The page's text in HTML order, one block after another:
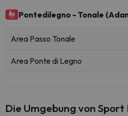
Pontedilegno - Tonale
Area Passo Tonale
Area Ponte di Legno
Die Umgebung von